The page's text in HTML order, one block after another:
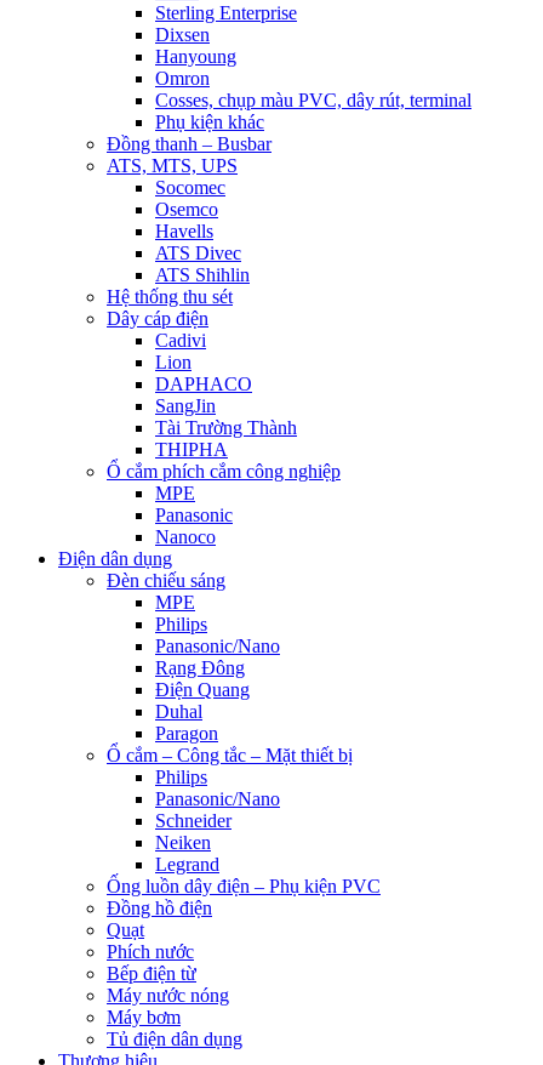
Sterling Enterprise
Dixsen
Hanyoung
Omron
Cosses, chụp màu PVC, dây rút, terminal
Phụ kiện khác
Đồng thanh – Busbar
ATS, MTS, UPS
Socomec
Osemco
Havells
ATS Divec
ATS Shihlin
Hệ thống thu sét
Dây cáp điện
Cadivi
Lion
DAPHACO
SangJin
Tài Trường Thành
THIPHA
Ổ cắm phích cắm công nghiệp
MPE
Panasonic
Nanoco
Điện dân dụng
Đèn chiếu sáng
MPE
Philips
Panasonic/Nano
Rạng Đông
Điện Quang
Duhal
Paragon
Ổ cắm – Công tắc – Mặt thiết bị
Philips
Panasonic/Nano
Schneider
Neiken
Legrand
Ống luồn dây điện – Phụ kiện PVC
Đồng hồ điện
Quạt
Phích nước
Bếp điện từ
Máy nước nóng
Máy bơm
Tủ điện dân dụng
Thương hiệu